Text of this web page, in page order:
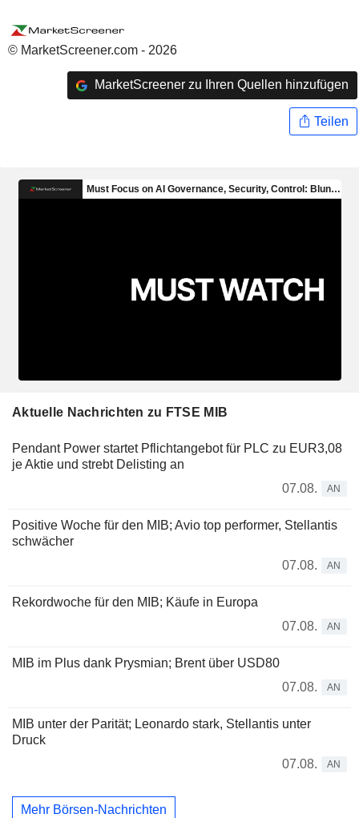
© MarketScreener.com - 2026
MarketScreener zu Ihren Quellen hinzufügen
Teilen
Aktuelle Nachrichten zu FTSE MIB
Pendant Power startet Pflichtangebot für PLC zu EUR3,08
je Aktie und strebt Delisting an
07.08.
AN
Positive Woche für den MIB; Avio top performer, Stellantis
schwächer
07.08.
AN
Rekordwoche für den MIB; Käufe in Europa
07.08.
AN
MIB im Plus dank Prysmian; Brent über USD80
07.08.
AN
MIB unter der Parität; Leonardo stark, Stellantis unter
Druck
07.08.
AN
Mehr Börsen-Nachrichten